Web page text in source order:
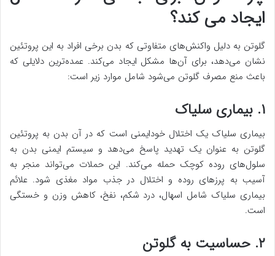
ایجاد می کند؟
گلوتن به دلیل واکنش‌های متفاوتی که بدن برخی افراد به این پروتئین
نشان می‌دهد، برای آن‌ها مشکل ایجاد می‌کند. عمده‌ترین دلایلی که
باعث منع مصرف گلوتن می‌شود شامل موارد زیر است:
۱. بیماری سلیاک
بیماری سلیاک یک اختلال خودایمنی است که در آن بدن به پروتئین
گلوتن به عنوان یک تهدید پاسخ می‌دهد و سیستم ایمنی بدن به
سلول‌های روده کوچک حمله می‌کند. این حملات می‌تواند منجر به
آسیب به پرزهای روده و اختلال در جذب مواد مغذی شود. علائم
بیماری سلیاک شامل اسهال، درد شکم، نفخ، کاهش وزن و خستگی
است.
۲. حساسیت به گلوتن